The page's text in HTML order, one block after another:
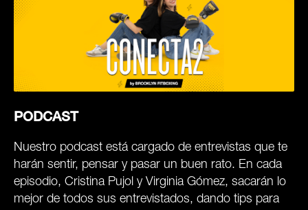
PODCAST
Nuestro podcast está cargado de entrevistas que te
harán sentir, pensar y pasar un buen rato. En cada
episodio, Cristina Pujol y Virginia Gómez, sacarán lo
mejor de todos sus entrevistados, dando tips para